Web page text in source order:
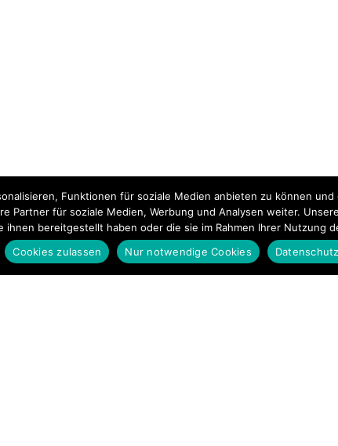
Funktionen für soziale Medien anbieten zu können
Partner für soziale Medien, Werbung und Analysen weiter.
ihnen bereitgestellt haben oder die sie im Rahmen Ihrer Nutzung
Cookies zulassen
Nur notwendige Cookies